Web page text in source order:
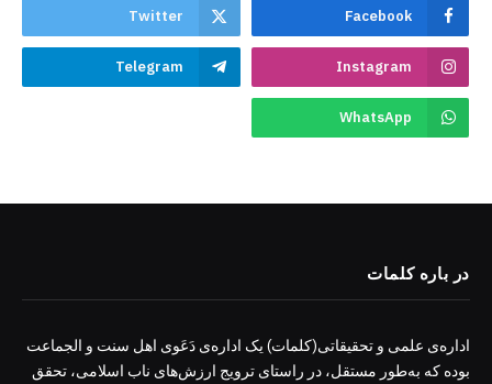
Facebook
Twitter
Instagram
Telegram
WhatsApp
در باره کلمات
اداره‌ی علمی و تحقیقاتی(کلمات) یک اداره‌ی دَعَوی اهل سنت و الجماعت
بوده که به‌طور مستقل، در راستای ترویج ارزش‌های ناب اسلامی، تحقق